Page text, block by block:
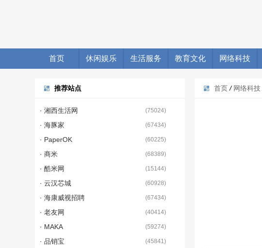
首页 休闲娱乐 生活服务 教育文化 网络科技
首页 / 网络科技
推荐站点
· 湘西生活网 (75024)
· 海豚家 (67434)
· PaperOK (60225)
· 商米 (68389)
· 酷米网 (15144)
· 云汉芯城 (60928)
· 海康威视招聘 (67434)
· 老友网 (40414)
· MAKA (59274)
· 品销宝 (45841)